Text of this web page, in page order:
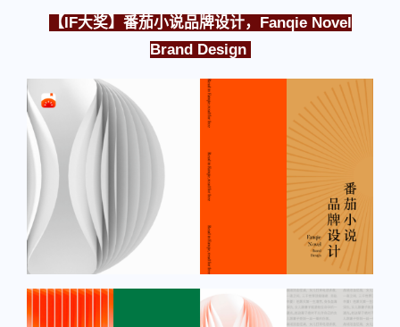
【IF大奖】番茄小说品牌设计，Fanqie Novel
Brand Design